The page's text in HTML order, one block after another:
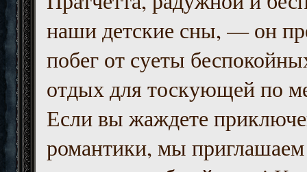
наши детские сны, — он
побег от суеты
отдых для тоскующей по
Если вы жаждете
романтики, мы приглашаем